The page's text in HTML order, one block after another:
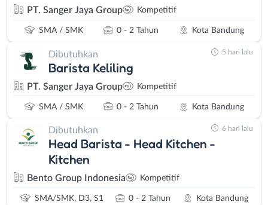
PT. Sanger Jaya Group Kompetitif
SMA / SMK 0 - 2 Tahun Kota Bandung
Dibutuhkan
Barista Keliling
PT. Sanger Jaya Group Kompetitif
SMA / SMK 0 - 2 Tahun Kota Bandung
5 hari lalu
Dibutuhkan
Head Barista - Head Kitchen -
Kitchen
Bento Group Indonesia Kompetitif
SMA/SMK, D3, S1 0 - 2 Tahun Kota Bandung
6 hari lalu